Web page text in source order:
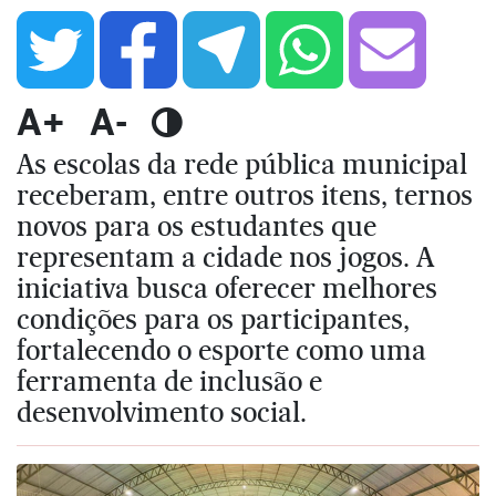
A+ A-
As escolas da rede pública municipal
receberam, entre outros itens, ternos
novos para os estudantes que
representam a cidade nos jogos. A
iniciativa busca oferecer melhores
condições para os participantes,
fortalecendo o esporte como uma
ferramenta de inclusão e
desenvolvimento social.